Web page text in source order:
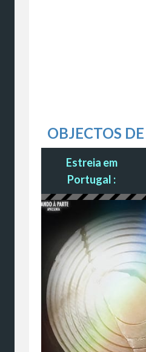
OBJECTOS
Estreia em
Portugal :